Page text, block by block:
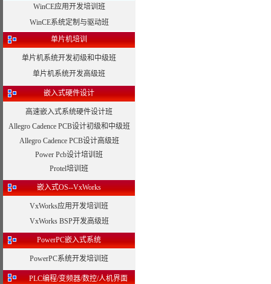
WinCE应用开发培训班
WinCE系统定制与驱动班
单片机培训
单片机系统开发初级和中级班
单片机系统开发高级班
嵌入式硬件设计
高速嵌入式系统硬件设计班
Allegro Cadence PCB设计初级和中级班
Allegro Cadence PCB设计高级班
Power Pcb设计培训班
Protel培训班
嵌入式OS--VxWorks
VxWorks应用开发培训班
VxWorks BSP开发高级班
PowerPC嵌入式系统
PowerPC系统开发培训班
PLC编程/变频器/数控/人机界面